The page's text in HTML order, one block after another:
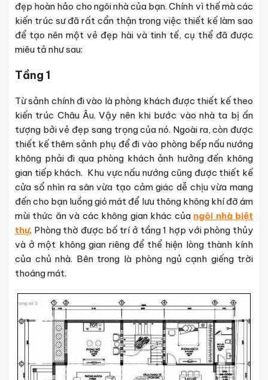
đẹp hoàn hảo cho ngôi nhà của bạn. Chính vì thế mà các
kiến trúc sư đã rất cẩn thận trong việc thiết kế làm sao
để tạo nên một vẻ đẹp hài và tinh tế, cụ thể đã được
miêu tả như sau:
Tầng 1
Từ sảnh chính đi vào là phòng khách được thiết kế theo
kiến trúc Châu Âu. Vậy nên khi bước vào nhà ta bị ấn
tượng bởi vẻ đẹp sang trọng của nó. Ngoài ra, còn được
thiết kế thêm sảnh phụ để đi vào phòng bếp nấu nướng
không phải đi qua phòng khách ảnh hưởng đến không
gian tiếp khách. Khu vực nấu nướng cũng được thiết kế
cửa sổ nhìn ra sân vừa tạo cảm giác dễ chịu vừa mang
đến cho bạn luồng gió mát để lưu thông không khí đỡ ám
mùi thức ăn và các không gian khác của ngôi nhà biệt
thự. Phòng thờ được bố trí ở tầng 1 hợp với phòng thủy
và ở một không gian riêng để thể hiện lòng thành kính
của chủ nhà. Bên trong là phòng ngủ cạnh giếng trời
thoáng mát.